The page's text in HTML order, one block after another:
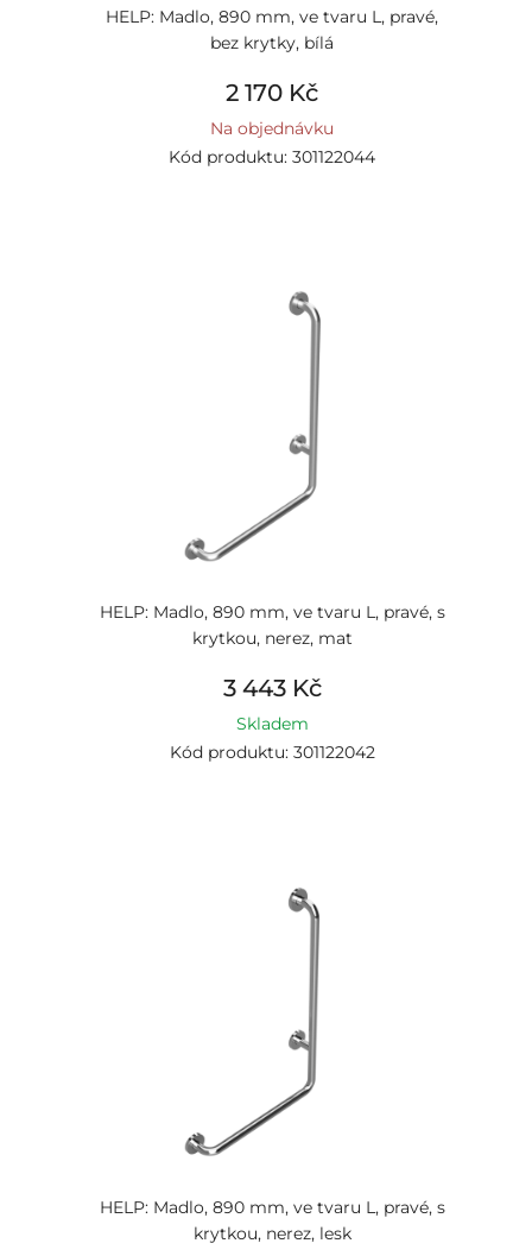
HELP: Madlo, 890 mm, ve tvaru L, pravé,
bez krytky, bílá
2 170 Kč
Na objednávku
Kód produktu: 301122044
HELP: Madlo, 890 mm, ve tvaru L, pravé, s
krytkou, nerez, mat
3 443 Kč
Skladem
Kód produktu: 301122042
HELP: Madlo, 890 mm, ve tvaru L, pravé, s
krytkou, nerez, lesk